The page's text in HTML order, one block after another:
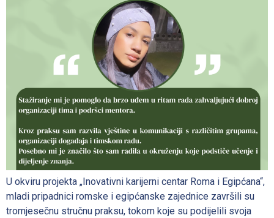
U okviru projekta „Inovativni karijerni centar Roma i Egipćana“,
mladi pripadnici romske i egipćanske zajednice završili su
tromjesečnu stručnu praksu, tokom koje su podijelili svoja